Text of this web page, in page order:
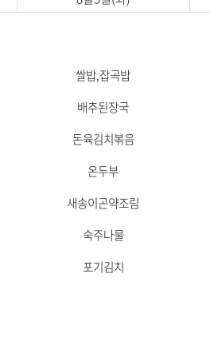
쌀밥,잡곡밥
배추된장국
돈육김치볶음
온두부
새송이곤약조림
숙주나물
포기김치